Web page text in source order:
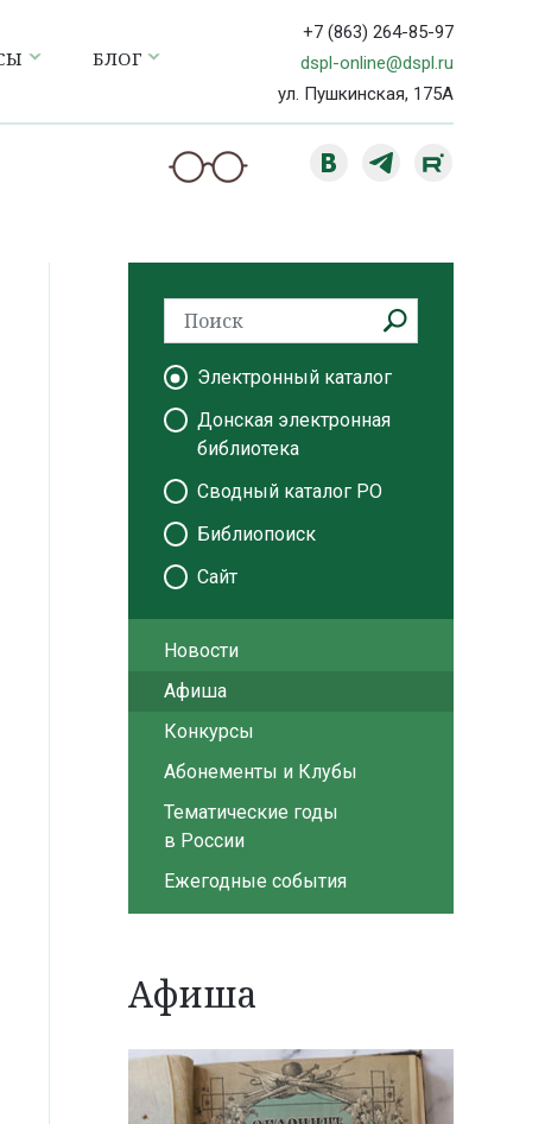
БЛОГ
+7 (863) 264-85-97
dspl-online@dspl.ru
ул. Пушкинская, 175А
Электронный каталог
Донская электронная
библиотека
Сводный каталог РО
Библиопоиск
Сайт
Новости
Афиша
Конкурсы
Абонементы и Клубы
Тематические годы
в России
Ежегодные события
Афиша